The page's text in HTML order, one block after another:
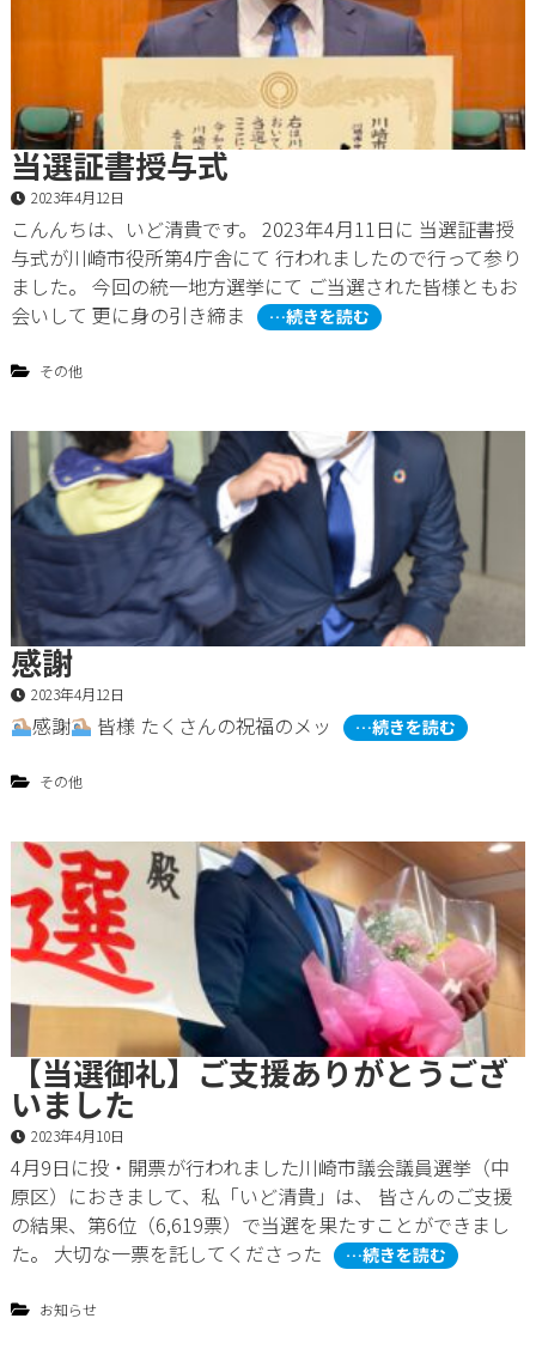
当選証書授与式
2023年4月12日
こんんちは、いど清貴です。 2023年4月11日に 当選証書授
与式が川崎市役所第4庁舎にて 行われましたので行って参り
ました。 今回の統一地方選挙にて ご当選された皆様ともお
会いして 更に身の引き締ま
…続きを読む
その他
感謝
2023年4月12日
感謝 皆様 たくさんの祝福のメッ …続きを読む
その他
【当選御礼】ご支援ありがとうござ
いました
2023年4月10日
4月9日に投・開票が行われました川崎市議会議員選挙（中
原区）におきまして、私「いど清貴」は、 皆さんのご支援
の結果、第6位（6,619票）で当選を果たすことができまし
た。 大切な一票を託してくださった
…続きを読む
お知らせ